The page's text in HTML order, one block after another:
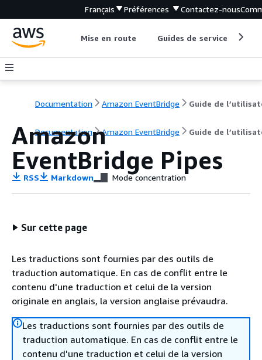
Français Préférences Contactez-nous
Mise en route Guides de service
Documentation Amazon EventBridge Guide de
Documentation Amazon EventBridge Guide de
Amazon
EventBridge Pipes
RSS Markdown Mode concentration
Sur cette page
Les traductions sont fournies par des outils de
traduction automatique. En cas de conflit entre le
contenu d'une traduction et celui de la version
originale en anglais, la version anglaise prévaudra.
Les traductions sont fournies par des outils de
traduction automatique. En cas de conflit entre le
contenu d'une traduction et celui de la version